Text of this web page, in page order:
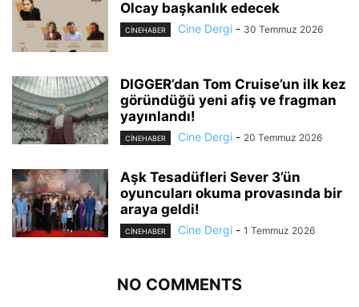
Olcay başkanlık edecek
CINEHABER Cine Dergi - 30 Temmuz 2026
DIGGER’dan Tom Cruise’un ilk kez
göründüğü yeni afiş ve fragman
yayınlandı!
CINEHABER Cine Dergi - 20 Temmuz 2026
Aşk Tesadüfleri Sever 3’ün
oyuncuları okuma provasında bir
araya geldi!
CINEHABER Cine Dergi - 1 Temmuz 2026
NO COMMENTS